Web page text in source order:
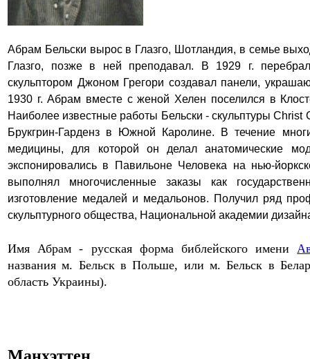
Абрам Бельски вырос в Глазго, Шотландия, в семье
Глазго, позже в ней преподавал. В 1929 г.
скульптором Джоном Грегори создавал панели,
1930 г.Абрам вместе с женой Хелен поселился в
Наиболее известные работы Бельски - скульптуры Christ
Брукгрин-Гарденз в Южной Каролине.
В течение
медицины,
для которой он делал анатомические
экспонировались в Павильоне Человека на нью-
выполнял многочисленные заказы как
изготовление медалей и медальонов. Получил ряд
скульптурного общества, Национальной академии
Имя Абрам - русская форма библейского имени
названия м. Бельск в Польше, или м. Бельск в
область Украины).